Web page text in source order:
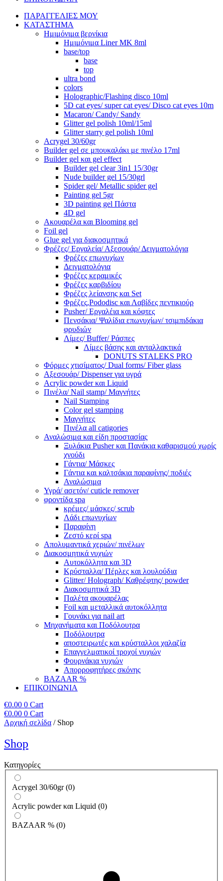
ΠΑΡΑΓΓΕΛΙΕΣ ΜΟΥ
ΚΑΤΑΣΤΗΜΑ
Ημιμόνιμα βερνίκια
Ημιμόνιμα Liner ΜΚ 8ml
base/top
base
top
ultra bond
colors
Holographic/Flashing disco 10ml
5D cat eyes/ super cat eyes/ Disco cat eyes 10m
Macaron/ Candy/ Sandy
Glitter gel polish 10ml/15ml
Glitter starry gel polish 10ml
Acrygel 30/60gr
Builder gel σε μπουκαλάκι με πινέλο 17ml
Builder gel και gel effect
Builder gel clear 3in1 15/30gr
Nude builder gel 15/30grl
Spider gel/ Metallic spider gel
Painting gel 5gr
3D painting gel Πάστα
4D gel
Ακουαρέλα και Blooming gel
Foil gel
Glue gel για διακοσμητικά
Φρέζες/ Εργαλεία/ Αξεσουάρ/ Δειγματολόγια
Φρέζες επωνυχίων
Δειγματολόγια
Φρέζες κεραμικές
Φρέζες καρβιδίου
Φρέζες λείανσης και Set
Φρέζες,Pododisc και Λαβίδες πεντικιούρ
Pusher/ Εργαλέια και κόφτες
Πενσάκια/ Ψαλίδια επωνυχίων/ τσιμπιδάκια
φρυδιών
Λίμες/ Buffer/ Ράσπες
Λίμες βάσης και ανταλλακτικά
DONUTS STALEKS PRO
Φόρμες χτισίματος/ Dual forms/ Fiber glass
Αξεσουάρ/ Dispenser για υγρά
Acrylic powder και Liquid
Πινέλα/ Nail stamp/ Μαγνήτες
Nail Stamping
Color gel stamping
Μαγνήτες
Πινέλα all catigories
Αναλώσιμα και είδη προστασίας
Ξυλάκια Pusher και Πανάκια καθαρισμού χωρίς
χνούδι
Γάντια/ Μάσκες
Γάντια και καλτσάκια παραφίνης/ ποδιές
Αναλώσιμα
Υγρά/ ασετόν/ cuticle remover
φροντίδα spa
κρέμες/ μάσκες/ scrub
Λάδι επωνυχίων
Παραφίνη
Ζεστό κερί spa
Απολυμαντικά χεριών/ πινέλων
Διακοσμητικά νυχιών
Αυτοκόλλητα και 3D
Κρύσταλλα/ Πέρλες και λουλούδια
Glitter/ Holograph/ Καθρέφτης/ powder
Διακοσμητικά 3D
Παλέτα ακουαρέλας
Foil και μεταλλικά αυτοκόλλητα
Γουνάκι για nail art
Μηχανήματα και Ποδόλουτρα
Ποδόλουτρα
αποστειρωτές και κρύσταλλοι χαλαζία
Επαγγελματικοί τροχοί νυχιών
Φουρνάκια νυχιών
Απορροφητήρες σκόνης
BAZAAR %
ΕΠΙΚΟΙΝΩΝΙΑ
€0.00 0 Cart
€0.00 0 Cart
Αρχική σελίδα / Shop
Shop
Κατηγορίες
Acrygel 30/60gr (0)
Acrylic powder και Liquid (0)
BAZAAR % (0)